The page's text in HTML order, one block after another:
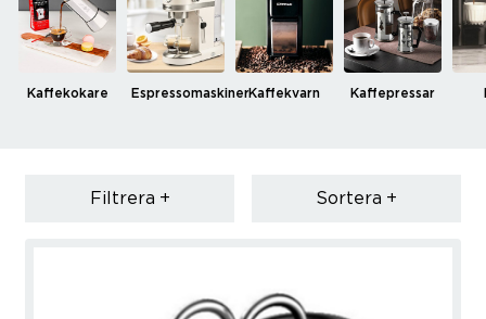
Kaffekokare EspressomaskinerKaffekvarn Kaffepressar
Filtrera Sortera